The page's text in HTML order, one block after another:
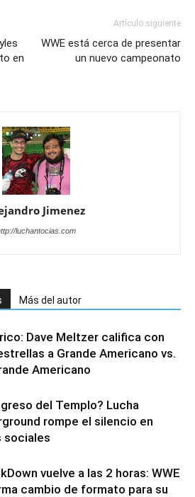
en
Artículo siguiente
WWE está cerca de presentar
un nuevo campeonato
Jimenez
luchantocias.com
Más del autor
Dave Meltzer califica con
a Grande Americano vs.
Americano
del Templo? Lucha
rompe el silencio en
sociales
vuelve a las 2 horas: WWE
cambio de formato para su